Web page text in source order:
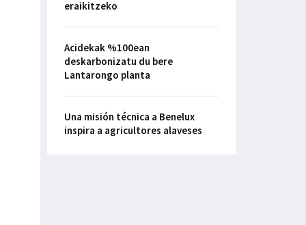
eraikitzeko
Acidekak %100ean
deskarbonizatu du bere
Lantarongo planta
Una misión técnica a Benelux
inspira a agricultores alaveses